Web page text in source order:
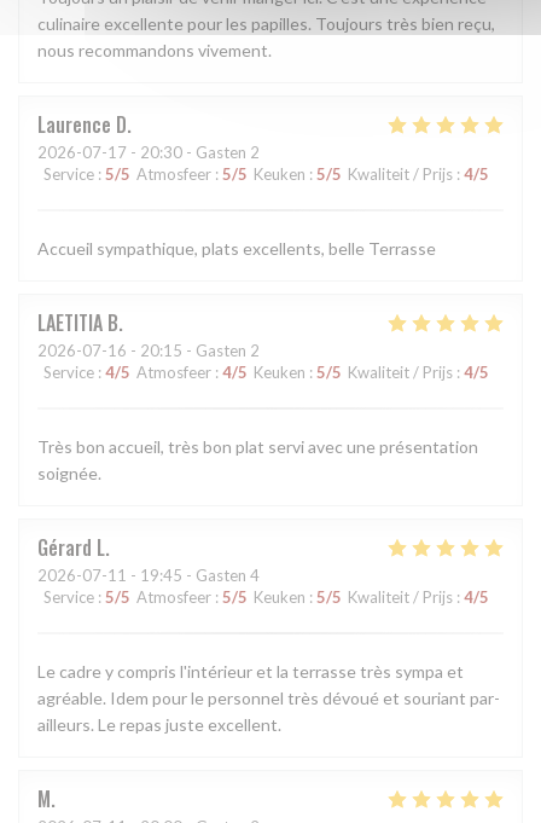
culinaire excellente pour les papilles. Toujours très bien reçu,
nous recommandons vivement.
Laurence D
2026-07-17 - 20:30 - Gasten 2
Service : 5/5 Atmosfeer : 5/5 Keuken : 5/5 Kwaliteit / Prijs : 4/5
Accueil sympathique, plats excellents, belle Terrasse
LAETITIA B
2026-07-16 - 20:15 - Gasten 2
Service : 4/5 Atmosfeer : 4/5 Keuken : 5/5 Kwaliteit / Prijs : 4/5
Très bon accueil, très bon plat servi avec une présentation
soignée.
Gérard L
2026-07-11 - 19:45 - Gasten 4
Service : 5/5 Atmosfeer : 5/5 Keuken : 5/5 Kwaliteit / Prijs : 4/5
Le cadre y compris l'intérieur et la terrasse très sympa et
agréable. Idem pour le personnel très dévoué et souriant par-
ailleurs. Le repas juste excellent.
M